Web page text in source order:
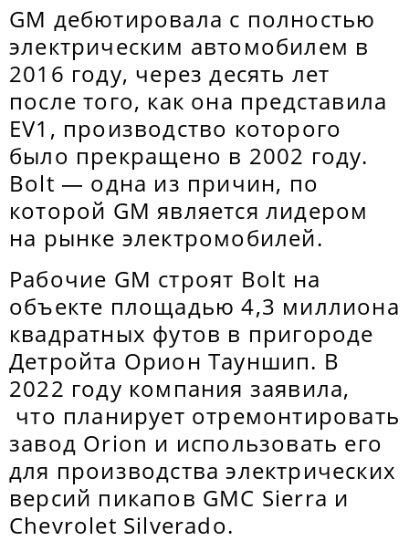
GM дебютировала с полностью
электрическим автомобилем в
2016 году, через десять лет
после того, как она представила
EV1, производство которого
было прекращено в 2002 году.
Bolt — одна из причин, по
которой GM является лидером
на рынке электромобилей.
Рабочие GM строят Bolt на
объекте площадью 4,3 миллиона
квадратных футов в пригороде
Детройта Орион Тауншип. В
2022 году компания заявила,
что планирует отремонтировать
завод Orion и использовать его
для производства электрических
версий пикапов GMC Sierra и
Chevrolet Silverado.